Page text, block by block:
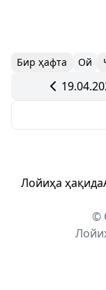
Бир ҳафта Ой
Лойиҳа ҳақида
©